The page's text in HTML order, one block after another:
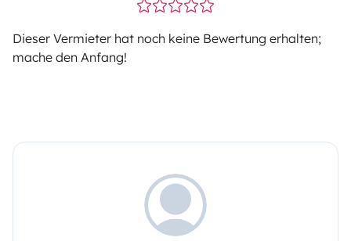
Dieser Vermieter hat noch keine Bewertung erhalten;
mache den Anfang!